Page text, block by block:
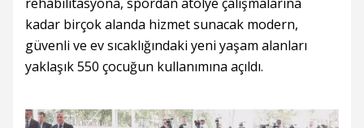
kadar birçok alanda hizmet sunacak modern,
güvenli ve ev sıcaklığındaki yeni yaşam alanları
yaklaşık 550 çocuğun kullanımına açıldı.